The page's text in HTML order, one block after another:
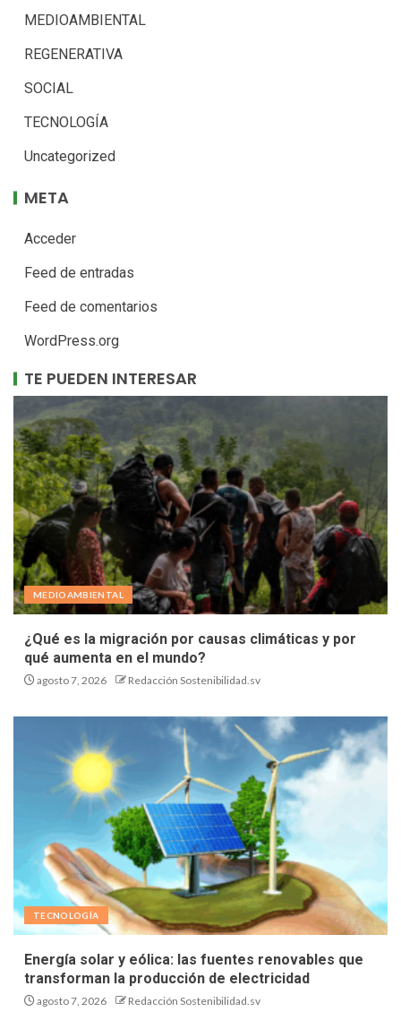
MEDIOAMBIENTAL
REGENERATIVA
SOCIAL
TECNOLOGÍA
Uncategorized
META
Acceder
Feed de entradas
Feed de comentarios
WordPress.org
TE PUEDEN INTERESAR
MEDIOAMBIENTAL
¿Qué es la migración por causas climáticas y por
qué aumenta en el mundo?
agosto 7, 2026 Redacción Sostenibilidad.sv
TECNOLOGÍA
Energía solar y eólica: las fuentes renovables que
transforman la producción de electricidad
agosto 7, 2026 Redacción Sostenibilidad.sv